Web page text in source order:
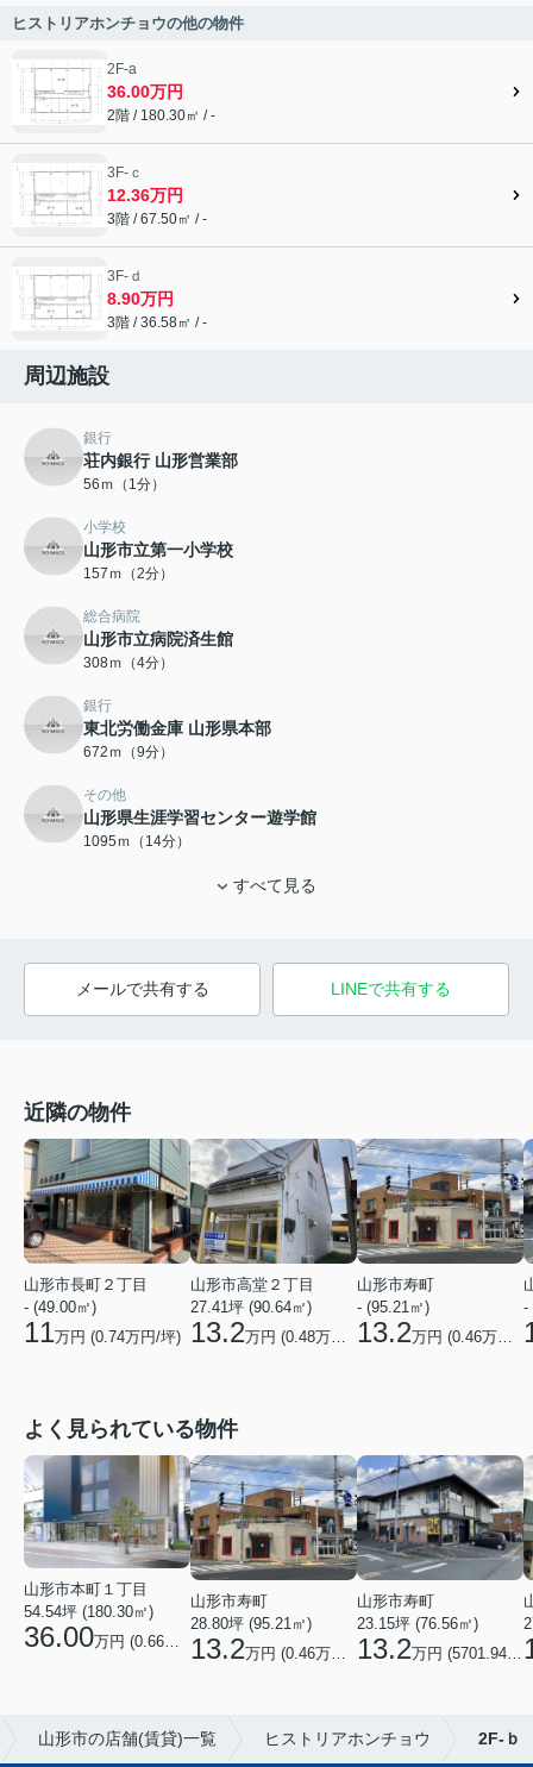
ヒストリアホンチョウの他の物件
2F-a
36.00万円
2階 / 180.30㎡ / -
3F-ｃ
12.36万円
3階 / 67.50㎡ / -
3F-ｄ
8.90万円
3階 / 36.58㎡ / -
周辺施設
銀行
荘内銀行 山形営業部
56ｍ（1分）
小学校
山形市立第一小学校
157ｍ（2分）
総合病院
山形市立病院済生館
308ｍ（4分）
銀行
東北労働金庫 山形県本部
672ｍ（9分）
その他
山形県生涯学習センター遊学館
1095ｍ（14分）
すべて見る
メールで共有する LINEで共有する
近隣の物件
山形市長町２丁目
- (49.00㎡)
11万円 (0.74万円/坪)
山形市高堂２丁目
27.41坪 (90.64㎡)
13.2万円 (0.48万円/坪)
山形市寿町
- (95.21㎡)
13.2万円 (0.46万円/坪)
-
よく見られている物件
山形市本町１丁目
54.54坪 (180.30㎡)
36.00万円 (0.66万円/坪)
山形市寿町
28.80坪 (95.21㎡)
13.2万円 (0.46万円/坪)
山形市寿町
23.15坪 (76.56㎡)
13.2万円 (5701.94円/坪)
山形市の店舗(賃貸)一覧 ヒストリアホンチョウ 2F-ｂ